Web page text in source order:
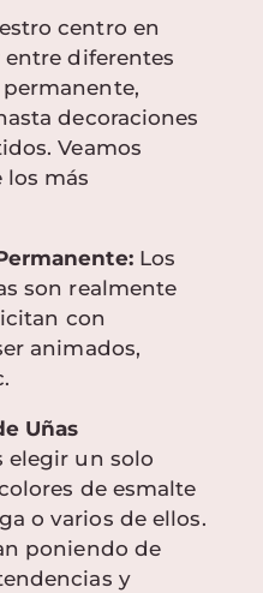
centro en
entre diferentes
decoraciones
Veamos
más
Los
son realmente
con
animados,
Uñas
elegir un solo
de esmalte
o varios de ellos.
poniendo de
y